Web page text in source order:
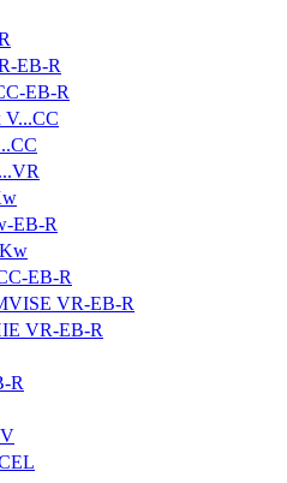
EB-R
EB-R
EB-R
EB-R
VR-EB-R
VR-EB-R
R